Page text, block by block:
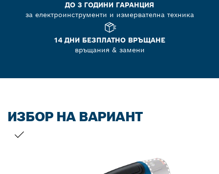
ДО 3 ГОДИНИ ГАРАНЦИЯ
за електроинструменти и измервателна техника
14 ДНИ БЕЗПЛАТНО ВРЪЩАНЕ
връщания & замени
ИЗБОР НА ВАРИАНТ